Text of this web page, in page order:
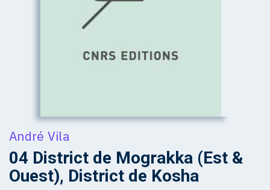
André Vila
04 District de Mograkka (Est &
Ouest), District de Kosha